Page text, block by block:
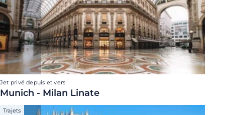
Jet privé depuis et vers
Munich - Milan Linate
Trajets